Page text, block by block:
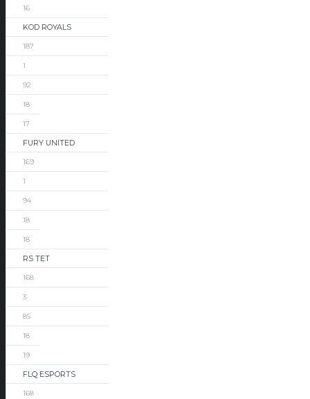
16
KOD ROYALS
187
1
92
18
17
FURY UNITED
169
1
94
18
18
RS TET
168
3
85
18
19
FLQ ESPORTS
168